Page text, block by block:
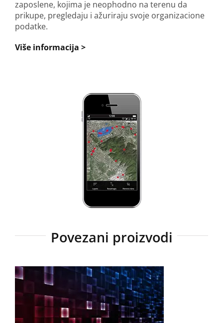
zaposlene, kojima je neophodno na terenu da
prikupe, pregledaju i ažuriraju svoje organizacione
podatke.
Više informacija >
Povezani proizvodi